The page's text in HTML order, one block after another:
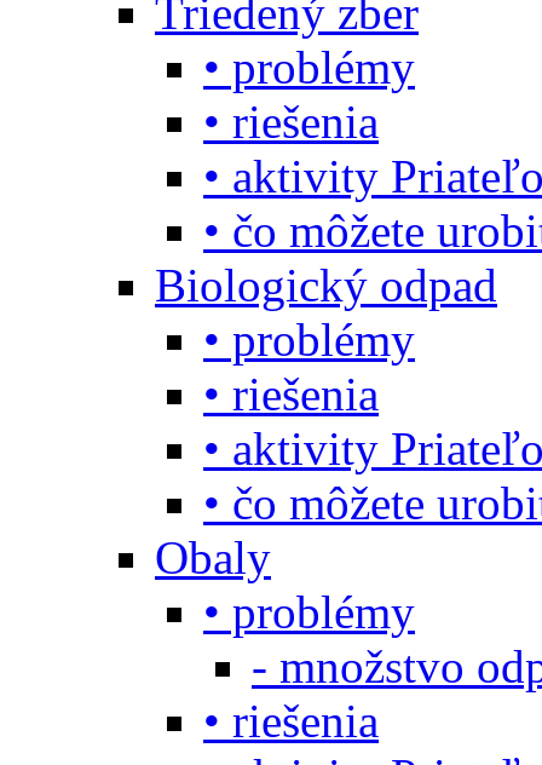
Triedený zber
• problémy
• riešenia
• aktivity
• čo môžete
Biologický odpad
• problémy
• riešenia
• aktivity
• čo môžete
Obaly
• problémy
- množstvo
• riešenia